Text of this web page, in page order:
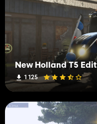
New Holland T5 Edit
1 125